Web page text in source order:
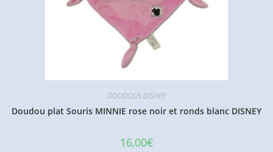
DOUDOUS DISNEY
Doudou plat Souris MINNIE rose noir et ronds blanc DISNEY
16,00€